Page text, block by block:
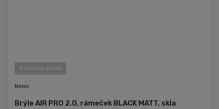
Externý sklad
Neon
Brýle AIR PRO 2.0, rámeček BLACK MATT, skla